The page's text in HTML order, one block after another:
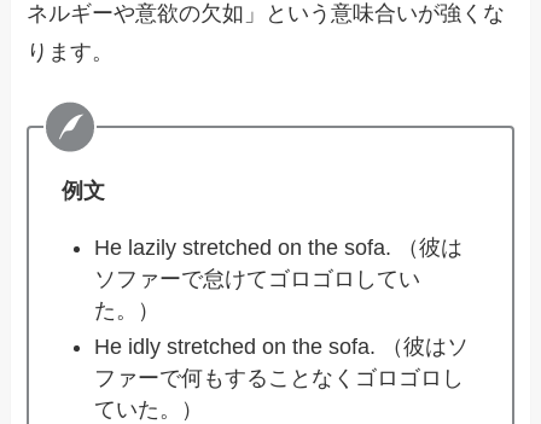
ネルギーや意欲の欠如」という意味合いが強くな
ります。
例文
He lazily stretched on the sofa. （彼は
ソファーで怠けてゴロゴロしてい
た。）
He idly stretched on the sofa. （彼はソ
ファーで何もすることなくゴロゴロし
ていた。）